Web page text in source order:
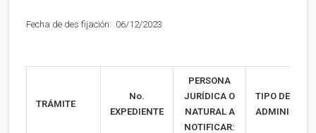
Fecha de des fijación: 06/12/2023
TRÁMITE
No.
EXPEDIENTE
PERSONA
JURÍDICA O
NATURAL A
NOTIFICAR:
TIPO DE ACTO